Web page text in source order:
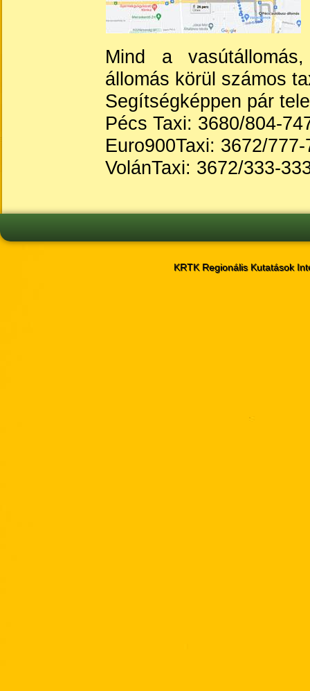
Mind a
állomás körül számos
Segítségképpen pár
Pécs Taxi: 3680/804-
Euro900Taxi: 3672/
VolánTaxi: 3672/333-
KRTK Regionális Kutatások